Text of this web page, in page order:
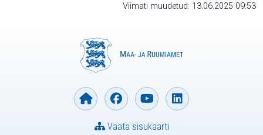
Viimati muudetud: 13.06.2025 09:53
Vaata sisukaarti